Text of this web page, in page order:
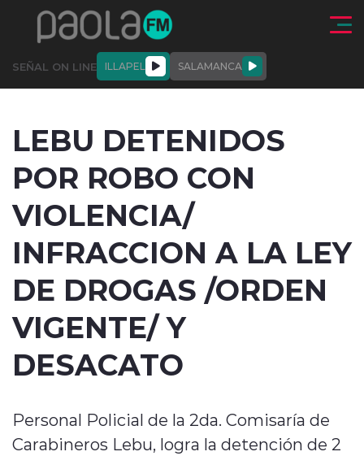
Click acá para ir directamente al contenido
SEÑAL ON LINE ILLAPEL SALAMANCA
modo claro
LEBU DETENIDOS
POR ROBO CON
VIOLENCIA/
INFRACCION A LA LEY
DE DROGAS /ORDEN
VIGENTE/ Y
DESACATO
Personal Policial de la 2da. Comisaría de
Carabineros Lebu, logra la detención de 2